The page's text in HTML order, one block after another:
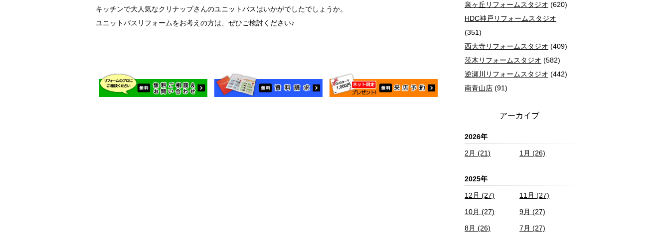
キッチンで大人気なクリナップさんのユニットバスはいかがでしたでしょうか。
ユニットバスリフォームをお考えの方は、ぜひご検討ください♪
泉ヶ丘リフォームスタジオ (620)
HDC神戸リフォームスタジオ
(351)
西大寺リフォームスタジオ (409)
茨木リフォームスタジオ (582)
逆瀬川リフォームスタジオ (442)
南青山店 (91)
アーカイブ
2026年
2月 (21) 1月 (26)
2025年
12月 (27) 11月 (27)
10月 (27) 9月 (27)
8月 (26) 7月 (27)